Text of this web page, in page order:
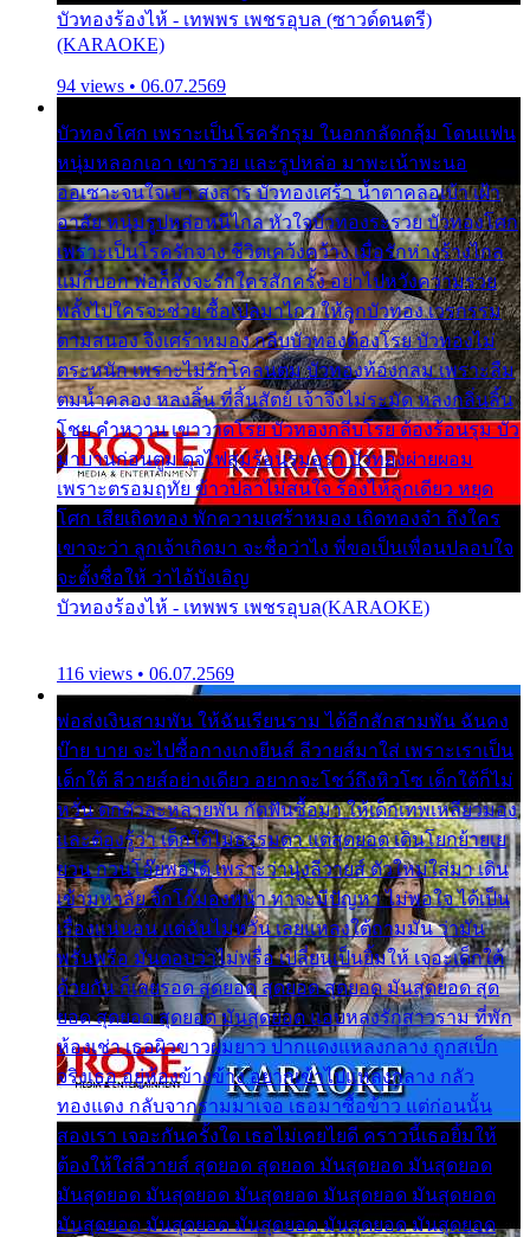
บัวทองร้องไห้ - เทพพร เพชรอุบล (ซาวด์ดนตรี)
(KARAOKE)
94 views • 06.07.2569
บัวทองโศก เพราะเป็นโรครักรุม ในอกกลัดกลุ้ม โดนแฟน
หนุ่มหลอกเอา เขารวย และรูปหล่อ มาพะเน้าพะนอ
ออเซาะจนใจเบา สงสาร บัวทองเศร้า น้ำตาคลอเบ้า เฝ้า
อาลัย หนุ่มรูปหล่อหนีไกล หัวใจบัวทองระรวย บัวทองโศก
เพราะเป็นโรครักจาง ชีวิตเคว้งคว้าง เมื่อรักห่างร้างไกล
แม่ก็บอก พ่อก็สั่งจะรักใครสักครั้ง อย่าไปหวังความรวย
พลั้งไปใครจะช่วย ซื้อเปลมาไกว ให้ลูกบัวทอง เวรกรรม
ตามสนอง จึงเศร้าหมอง กลีบบัวทองต้องโรย บัวทองไม่
ตระหนัก เพราะไม่รักโคลนตม บัวทองท้องกลม เพราะลืม
ตมน้ำคลอง หลงลิ้น ที่สิ้นสัตย์ เจ้าจึงไม่ระมัด หลงกลิ่นลิ้น
โชย คำหวาน เขาวาดโรย บัวทองกลีบโรย ต้องร้อนรุม บัว
มาบานก่อนตูม ดุจไฟสุมร้อนรุมอุรา บัวทองผ่ายผอม
เพราะตรอมฤทัย ข้าวปลาไม่สนใจ ร้องไห้ลูกเดียว หยุด
โศก เสียเถิดทอง พักความเศร้าหมอง เถิดทองจ๋า ถึงใคร
เขาจะว่า ลูกเจ้าเกิดมา จะชื่อว่าไง พี่ขอเป็นเพื่อนปลอบใจ
จะตั้งชื่อให้ ว่าไอ้บังเอิญ
บัวทองร้องไห้ - เทพพร เพชรอุบล(KARAOKE)
116 views • 06.07.2569
พ่อส่งเงินสามพัน ให้ฉันเรียนราม ได้อีกสักสามพัน ฉันคง
บ๊าย บาย จะไปซื้อกางเกงยีนส์ ลีวายส์มาใส่ เพราะเราเป็น
เด็กใต้ ลีวายส์อย่างเดียว อยากจะโชว์ถึงหิวโซ เด็กใต้ก็ไม่
หวั่น ตกตัวละหลายพัน กัดฟันซื้อมา ให้เด็กเทพเหลียวมอง
และต้องรู้ว่า เด็กใต้ไม่ธรรมดา แต่สุดยอด เดินโยกย้ายเย
ยวน กวนโอ๊ยพอได้ เพราะว่านุ่งลีวายส์ ตัวใหม่ใส่มา เดิน
เข้ามหาลัย จิ๊กโก๊มองหน้า ท่าจะมีปัญหา ไม่พอใจ ได้เป็น
เรื่องแน่นอน แต่ฉันไม่หวั่น เลยแหลงใต้ถามมัน ว่ามัน
พรั่นพรือ มันตอบว่าไม่พรื่อ เปลี่ยนเป็นยิ้มให้ เจอะเด็กใต้
ด้วยกัน ก็เลยรอด สุดยอด สุดยอด สุดยอด มันสุดยอด สุด
ยอด สุดยอด สุดยอด มันสุดยอด แอบหลงรักสาวราม ที่พัก
ห้องเช่า เธอผิวขาวผมยาว ปากแดงแหลงกลาง ถูกสเป็ก
จริงเธอ อยู่ห้องข้างข้าง อยากเข้าไปแหลงกลาง กลัว
ทองแดง กลับจากรามมาเจอ เธอมาซื้อข้าว แต่ก่อนนั้น
สองเรา เจอะกันครั้งใด เธอไม่เคยไยดี คราวนี้เธอยิ้มให้
ต้องให้ใส่ลีวายส์ สุดยอด สุดยอด มันสุดยอด มันสุดยอด
มันสุดยอด มันสุดยอด มันสุดยอด มันสุดยอด มันสุดยอด
มันสุดยอด มันสุดยอด มันสุดยอด มันสุดยอด มันสุดยอด